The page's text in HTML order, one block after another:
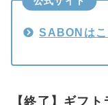
SABONはこ
【終了】ギフ